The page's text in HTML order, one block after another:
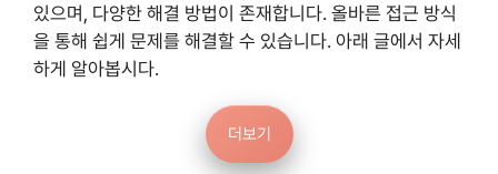
있으며, 다양한 해결 방법이 존재합니다. 올바른 접근 방식
을 통해 쉽게 문제를 해결할 수 있습니다. 아래 글에서 자세
하게 알아봅시다.
더보기